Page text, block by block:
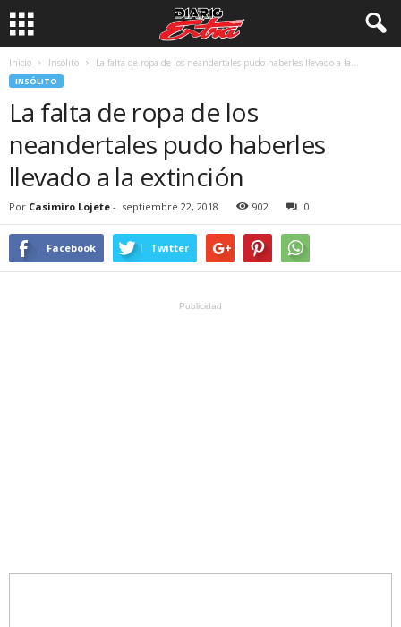
Inicio Insólito La falta de ropa de los neandertales pudo haberles llevado a la...
INSÓLITO
La falta de ropa de los
neandertales pudo haberles
llevado a la extinción
Por Casimiro Lojete - septiembre 22, 2018 902 0
Facebook Twitter
Publicidad